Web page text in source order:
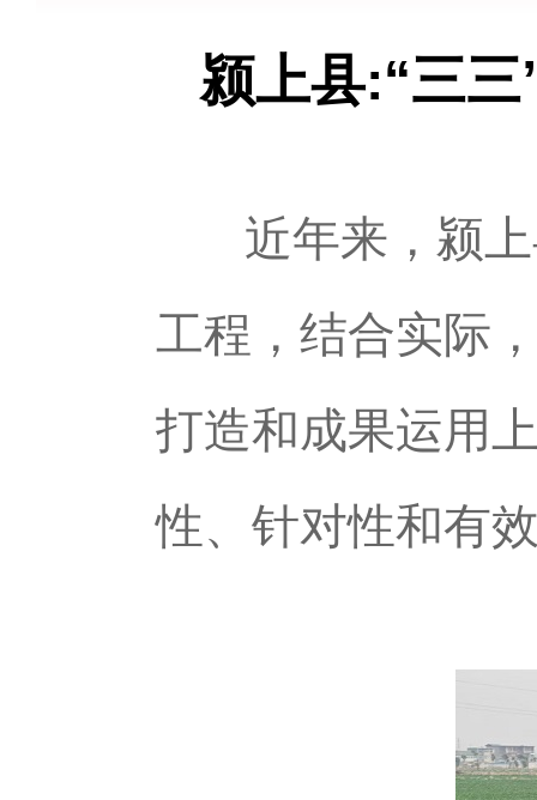
颍上县:“三
近年来，颍上
工程，结合实际
打造和成果运用
性、针对性和有